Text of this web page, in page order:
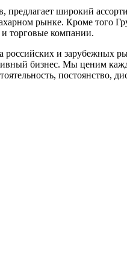
предлагает широкий
рынке. Кроме того
торговые компании.
российских и зарубежных
бизнес. Мы ценим
постоянство,